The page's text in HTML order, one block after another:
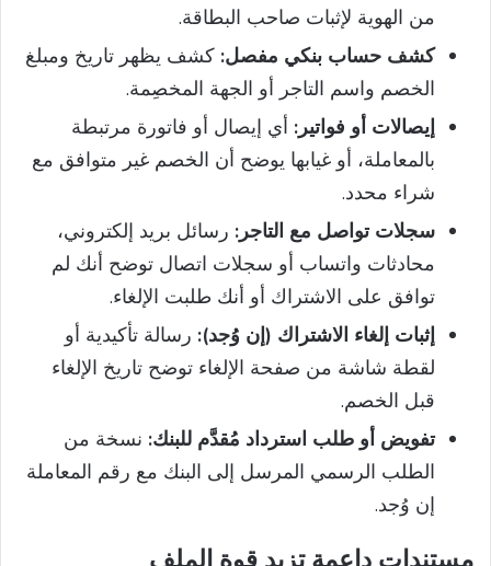
من الهوية لإثبات صاحب البطاقة.
كشف حساب بنكي مفصل: كشف يظهر تاريخ ومبلغ
الخصم واسم التاجر أو الجهة المخصِمة.
إيصالات أو فواتير: أي إيصال أو فاتورة مرتبطة
بالمعاملة، أو غيابها يوضح أن الخصم غير متوافق مع
شراء محدد.
سجلات تواصل مع التاجر: رسائل بريد إلكتروني،
محادثات واتساب أو سجلات اتصال توضح أنك لم
توافق على الاشتراك أو أنك طلبت الإلغاء.
إثبات إلغاء الاشتراك (إن وُجد): رسالة تأكيدية أو
لقطة شاشة من صفحة الإلغاء توضح تاريخ الإلغاء
قبل الخصم.
تفويض أو طلب استرداد مُقدَّم للبنك: نسخة من
الطلب الرسمي المرسل إلى البنك مع رقم المعاملة
إن وُجد.